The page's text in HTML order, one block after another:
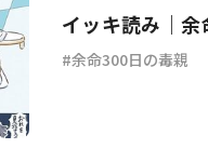
イッキ読み｜
余命300日の毒親